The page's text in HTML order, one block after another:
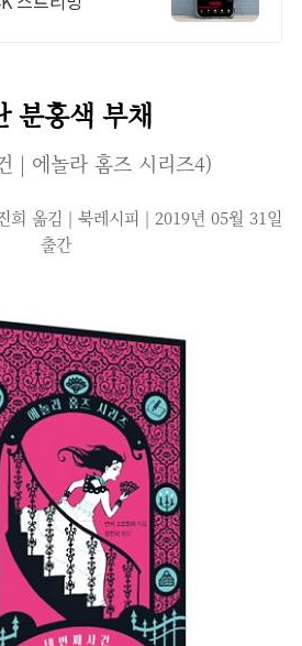
분홍색 부채
| 에놀라 홈즈 시리즈4)
희 옮김 | 북레시피 | 2019년 05월 31일
출간